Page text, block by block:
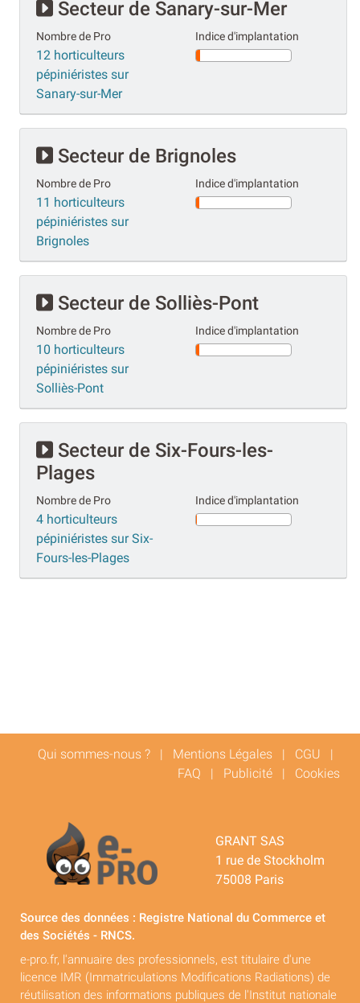
Secteur de Sanary-sur-Mer
Nombre de Pro
12 horticulteurs
pépiniéristes sur
Sanary-sur-Mer
Indice d'implantation
Secteur de Brignoles
Nombre de Pro
11 horticulteurs
pépiniéristes sur
Brignoles
Indice d'implantation
Secteur de Solliès-Pont
Nombre de Pro
10 horticulteurs
pépiniéristes sur
Solliès-Pont
Indice d'implantation
Secteur de Six-Fours-les-
Plages
Nombre de Pro
4 horticulteurs
pépiniéristes sur Six-
Fours-les-Plages
Indice d'implantation
Qui sommes-nous ? | Mentions Légales | CGU |
FAQ | Publicité | Cookies
GRANT SAS
1 rue de Stockholm
75008 Paris
Source des données : Registre National du Commerce et
des Sociétés - RNCS.
e-pro.fr, l'annuaire des professionnels, est titulaire d'une
licence IMR (Immatriculations Modifications Radiations) de
réutilisation des informations publiques de l'Institut nationale